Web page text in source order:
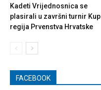
Kadeti Vrijednosnica se
plasirali u završni turnir Kup
regija Prvenstva Hrvatske
FACEBOOK